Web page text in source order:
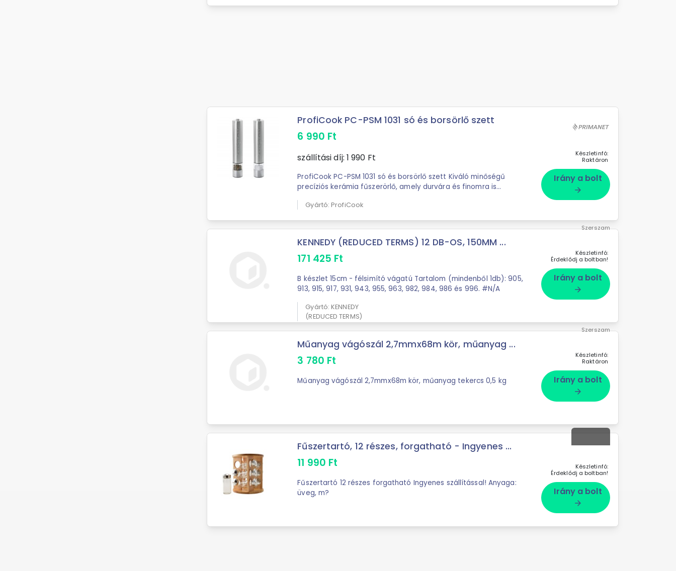
ProfiCook PC-PSM 1031 só és borsörlő szett
6 990 Ft
szállítási díj: 1 990 Ft
ProfiCook PC-PSM 1031 só és borsörlő szett Kiváló minőségű
precíziós kerámia fűszerörlő, amely durvára és finomra is
Gyártó: ProfiCook
Készletinfó:
Raktáron
Irány a bolt
arrow_forward
KENNEDY (REDUCED TERMS) 12 DB-OS, 150MM ...
171 425 Ft
B készlet 15cm - félsimító vágatú Tartalom (mindenből 1db): 905,
913, 915, 917, 931, 943, 955, 963, 982, 984, 986 és 996. #N/A
Gyártó: KENNEDY
(REDUCED TERMS)
Szerszam
Készletinfó:
Érdeklődj a boltban!
Irány a bolt
arrow_forward
Műanyag vágószál 2,7mmx68m kör, műanyag ...
3 780 Ft
Műanyag vágószál 2,7mmx68m kör, műanyag tekercs 0,5 kg
Szerszam
Készletinfó:
Raktáron
Irány a bolt
arrow_forward
Fűszertartó, 12 részes, forgatható - Ingyenes ...
11 990 Ft
Fűszertartó 12 részes forgatható Ingyenes szállítással! Anyaga:
üveg, m?
Készletinfó:
Érdeklődj a boltban!
Irány a bolt
arrow_forward